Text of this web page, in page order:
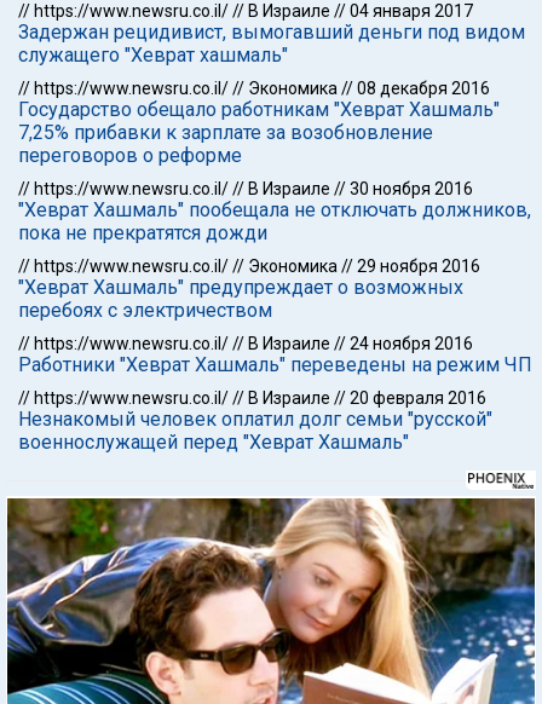
// https://www.newsru.co.il/// В Израиле //04 января 2017
Задержан рецидивист, вымогавший деньги под видом
служащего "Хеврат хашмаль"
// https://www.newsru.co.il/// Экономика //08 декабря 2016
Государство обещало работникам "Хеврат Хашмаль"
7,25% прибавки к зарплате за возобновление
переговоров о реформе
// https://www.newsru.co.il/// В Израиле //30 ноября 2016
"Хеврат Хашмаль" пообещала не отключать должников,
пока не прекратятся дожди
// https://www.newsru.co.il/// Экономика //29 ноября 2016
"Хеврат Хашмаль" предупреждает о возможных
перебоях с электричеством
// https://www.newsru.co.il/// В Израиле //24 ноября 2016
Работники "Хеврат Хашмаль" переведены на режим ЧП
// https://www.newsru.co.il/// В Израиле //20 февраля 2016
Незнакомый человек оплатил долг семьи "русской"
военнослужащей перед "Хеврат Хашмаль"